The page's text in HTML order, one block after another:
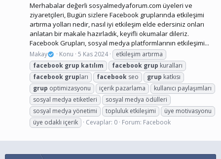
Merhabalar değerli sosyalmedyaforum.com üyeleri ve
ziyaretçileri, Bugün sizlere Facebook gruplarında etkileşimi
artırma yolları nedir, nasıl iyi etkileşim elde edersiniz onları
anlatan bir makale hazırladık, keyifli okumalar dileriz.
Facebook Grupları, sosyal medya platformlarının etkileşimi...
Makay Konu 5 Kas 2024
etkileşim artırma
facebook grup katılım facebook grup kuralları
facebook grupları facebook seo grup katkısı
grup optimizasyonu içerik pazarlama
kullanıcı paylaşımları
sosyal medya etiketleri
sosyal medya ödülleri
sosyal medya yönetimi
topluluk etkileşimi
üye motivasyonu
üye odaklı içerik
Cevaplar: 0 Forum: Facebook